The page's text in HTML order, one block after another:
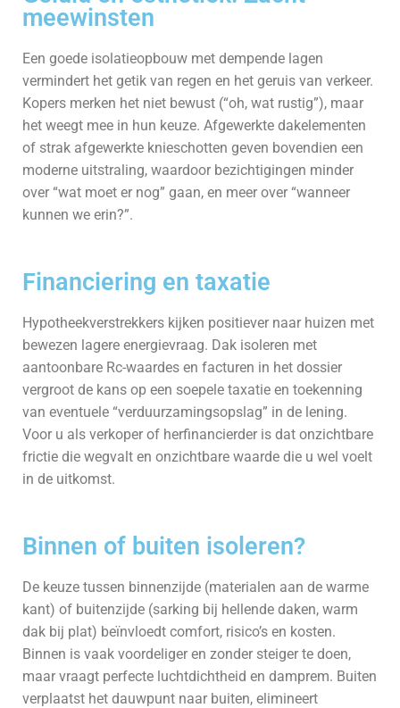
meewinsten
Een goede isolatieopbouw met dempende lagen
vermindert het getik van regen en het geruis van verkeer.
Kopers merken het niet bewust (“oh, wat rustig”), maar
het weegt mee in hun keuze. Afgewerkte dakelementen
of strak afgewerkte knieschotten geven bovendien een
moderne uitstraling, waardoor bezichtigingen minder
over “wat moet er nog” gaan, en meer over “wanneer
kunnen we erin?”.
Financiering en taxatie
Hypotheek­verstrekkers kijken positiever naar huizen met
bewezen lagere energievraag. Dak isoleren met
aantoonbare Rc-waardes en facturen in het dossier
vergroot de kans op een soepele taxatie en toekenning
van eventuele “verduurzamings­opslag” in de lening.
Voor u als verkoper of herfinancierder is dat onzichtbare
frictie die wegvalt en onzichtbare waarde die u wel voelt
in de uitkomst.
Binnen of buiten isoleren?
De keuze tussen binnenzijde (materialen aan de warme
kant) of buitenzijde (sarking bij hellende daken, warm
dak bij plat) beïnvloedt comfort, risico’s en kosten.
Binnen is vaak voordeliger en zonder steiger te doen,
maar vraagt perfecte luchtdichtheid en damprem. Buiten
verplaatst het dauwpunt naar buiten, elimineert